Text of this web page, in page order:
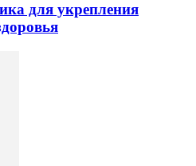
для укрепления